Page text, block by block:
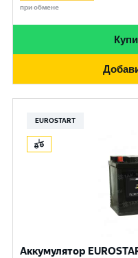
при обмене
EUROSTART
Аккумулятор